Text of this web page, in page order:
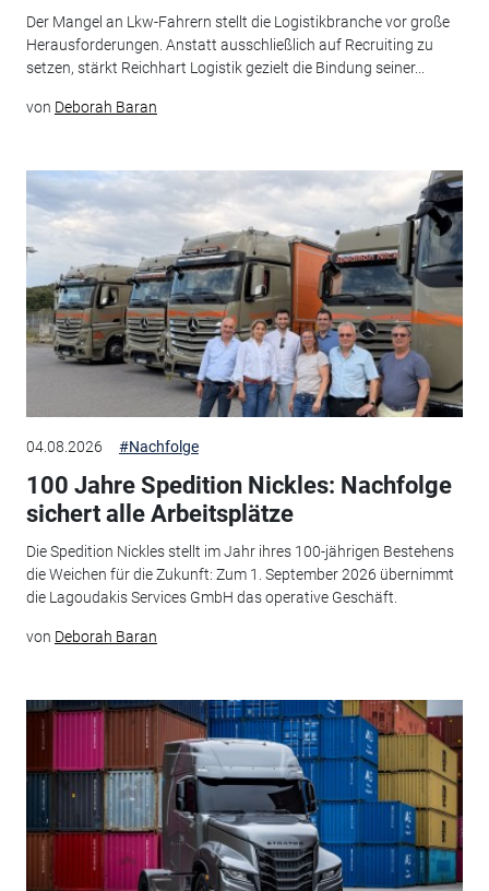
Der Mangel an Lkw-Fahrern stellt die Logistikbranche vor große
Herausforderungen. Anstatt ausschließlich auf Recruiting zu
setzen, stärkt Reichhart Logistik gezielt die Bindung seiner...
von Deborah Baran
04.08.2026 #Nachfolge
100 Jahre Spedition Nickles: Nachfolge
sichert alle Arbeitsplätze
Die Spedition Nickles stellt im Jahr ihres 100-jährigen Bestehens
die Weichen für die Zukunft: Zum 1. September 2026 übernimmt
die Lagoudakis Services GmbH das operative Geschäft.
von Deborah Baran